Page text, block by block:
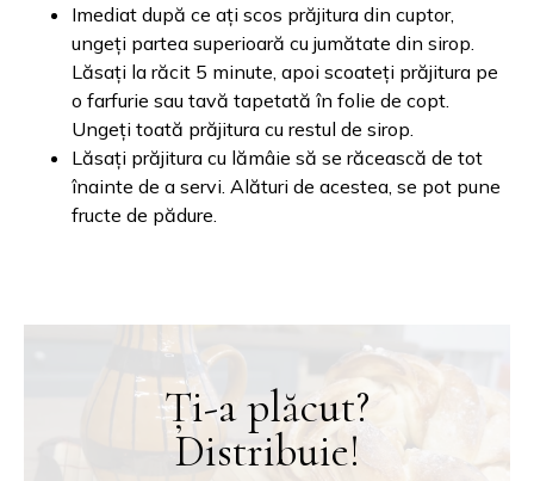
Imediat după ce ați scos prăjitura din cuptor,
ungeți partea superioară cu jumătate din sirop.
Lăsați la răcit 5 minute, apoi scoateți prăjitura pe
o farfurie sau tavă tapetată în folie de copt.
Ungeți toată prăjitura cu restul de sirop.
Lăsați prăjitura cu lămâie să se răcească de tot
înainte de a servi. Alături de acestea, se pot pune
fructe de pădure.
Ți-a plăcut?
Distribuie!